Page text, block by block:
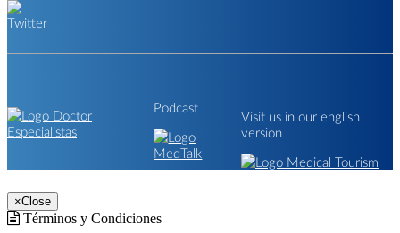
Podcast
Visit us in our english
version
×Close
Términos y Condiciones